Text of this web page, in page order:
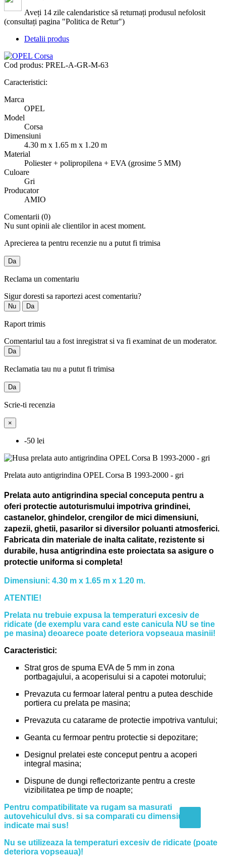
Aveți 14 zile calendaristice să returnați produsul nefolosit
(consultați pagina "Politica de Retur")
Detalii produs
Cod produs: PREL-A-GR-M-63
Caracteristici:
Marca
OPEL
Model
Corsa
Dimensiuni
4.30 m x 1.65 m x 1.20 m
Material
Poliester + polipropilena + EVA (grosime 5 MM)
Culoare
Gri
Producator
AMIO
Comentarii (0)
Nu sunt opinii ale clientilor in acest moment.
Aprecierea ta pentru recenzie nu a putut fi trimisa
Da
Reclama un comentariu
Sigur doresti sa raportezi acest comentariu?
Nu Da
Raport trimis
Comentariul tau a fost inregistrat si va fi examinat de un moderator.
Da
Reclamatia tau nu a putut fi trimisa
Da
Scrie-ti recenzia
×
-50 lei
Prelata auto antigrindina OPEL Corsa B 1993-2000 - gri
Prelata auto antigrindina special conceputa pentru a
oferi protectie autoturismului impotriva grindinei,
castanelor, ghindelor, crengilor de mici dimensiuni,
zapezii, ghetii, pasarilor si diversilor poluanti atmosferici.
Fabricata din materiale de inalta calitate, rezistente si
durabile, husa antigrindina este proiectata sa asigure o
protectie uniforma si completa!
Dimensiuni: 4.30 m x 1.65 m x 1.20 m.
ATENTIE!
Prelata nu trebuie expusa la temperaturi excesiv de
ridicate (de exemplu vara cand este canicula NU se tine
pe masina) deoarece poate deteriora vopseaua masinii!
Caracteristici:
Strat gros de spuma EVA de 5 mm in zona
portbagajului, a acoperisului si a capotei motorului;
Prevazuta cu fermoar lateral pentru a putea deschide
portiera cu prelata pe masina;
Prevazuta cu catarame de protectie impotriva vantului;
Geanta cu fermoar pentru protectie si depozitare;
Designul prelatei este conceput pentru a acoperi
integral masina;
Dispune de dungi reflectorizante pentru a creste
vizibilitatea pe timp de noapte;
Pentru compatibilitate va rugam sa masurati
autovehiculul dvs. si sa comparati cu dimensiunile
indicate mai sus!
Nu se utilizeaza la temperaturi excesiv de ridicate (poate
deteriora vopseaua)!